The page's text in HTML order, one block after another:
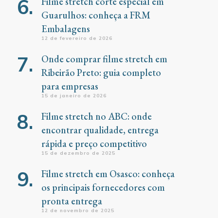
Guarulhos: conheça a FRM
Embalagens
12 de fevereiro de 2026
Onde comprar filme stretch em
Ribeirão Preto: guia completo
para empresas
15 de janeiro de 2026
Filme stretch no ABC: onde
encontrar qualidade, entrega
rápida e preço competitivo
15 de dezembro de 2025
Filme stretch em Osasco: conheça
os principais fornecedores com
pronta entrega
12 de novembro de 2025